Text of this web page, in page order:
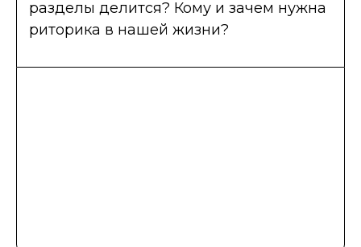
разделы делится? Кому и зачем нужна
риторика в нашей жизни?